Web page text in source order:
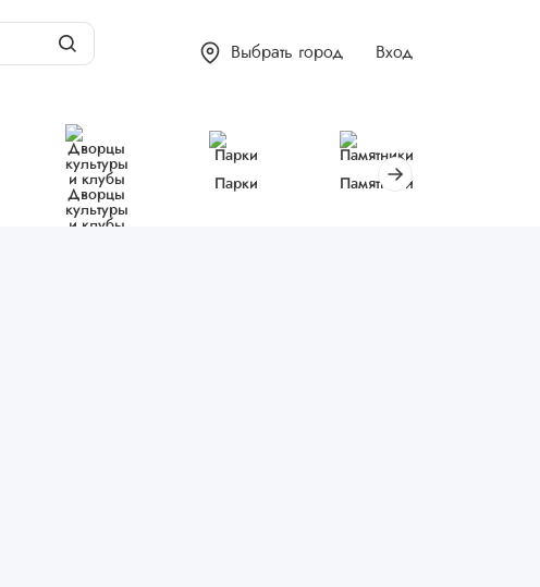
Выбрать город Вход
Дворцы
культуры
и клубы
Парки Памятники